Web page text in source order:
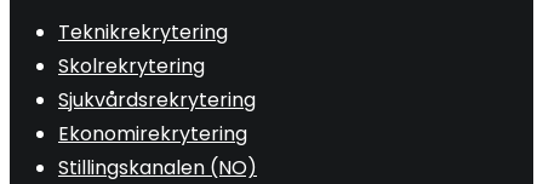
Teknikrekrytering
Skolrekrytering
Sjukvårdsrekrytering
Ekonomirekrytering
Stillingskanalen (NO)